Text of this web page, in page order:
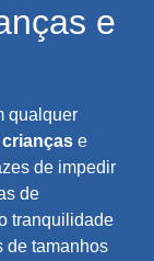
e
qualquer
crianças e
de impedir
de
tranquilidade
de tamanhos